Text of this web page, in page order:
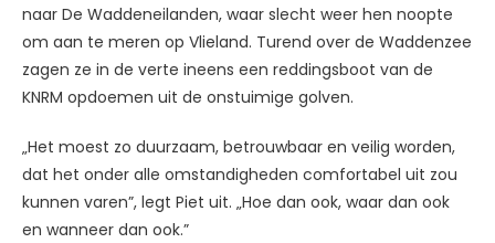
naar De Waddeneilanden, waar slecht weer hen noopte
om aan te meren op Vlieland. Turend over de Waddenzee
zagen ze in de verte ineens een reddingsboot van de
KNRM opdoemen uit de onstuimige golven.
„Het moest zo duurzaam, betrouwbaar en veilig worden,
dat het onder alle omstandigheden comfortabel uit zou
kunnen varen”, legt Piet uit. „Hoe dan ook, waar dan ook
en wanneer dan ook.”